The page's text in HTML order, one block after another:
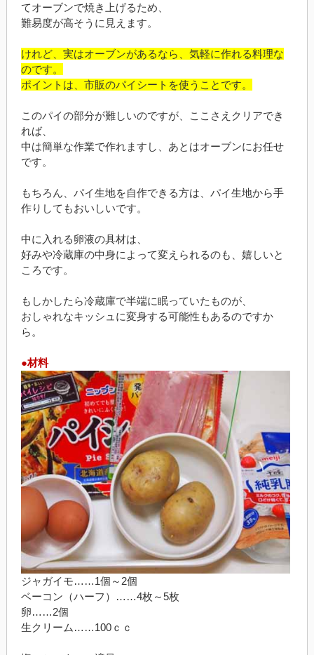
てオーブンで焼き上げるため、
難易度が高そうに見えます。
けれど、実はオーブンがあるなら、気軽に作れる料理な
のです。
ポイントは、市販のパイシートを使うことです。
このパイの部分が難しいのですが、ここさえクリアでき
れば、
中は簡単な作業で作れますし、あとはオーブンにお任せ
です。
もちろん、パイ生地を自作できる方は、パイ生地から手
作りしてもおいしいです。
中に入れる卵液の具材は、
好みや冷蔵庫の中身によって変えられるのも、嬉しいと
ころです。
もしかしたら冷蔵庫で半端に眠っていたものが、
おしゃれなキッシュに変身する可能性もあるのですか
ら。
●材料
ジャガイモ……1個～2個
ベーコン（ハーフ）……4枚～5枚
卵……2個
生クリーム……100ｃｃ